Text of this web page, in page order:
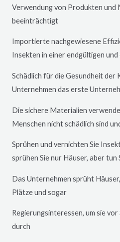
Verwendung von Produkten und
beeinträchtigt
Importierte nachgewiesene
Insekten in einer endgültigen
Schädlich für die Gesundheit der
Unternehmen das erste
Die sichere Materialien
Menschen nicht schädlich sind
Sprühen und vernichten Sie
sprühen Sie nur Häuser, aber tun
Das Unternehmen sprüht
Plätze und sogar
Regierungsinteressen, um sie
durch